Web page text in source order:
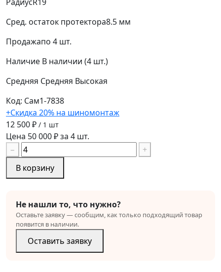
Сред. остаток протектора8.5 мм
Продажапо 4 шт.
Наличие В наличии (4 шт.)
Средняя Средняя Высокая
Код: Сам1-7838
+Скидка 20% на шиномонтаж
12 500 ₽ / 1 шт
Цена 50 000 ₽ за 4 шт.
−
+
В корзину
Не нашли то, что нужно?
Оставьте заявку — сообщим, как только подходящий товар
появится в наличии.
Оставить заявку